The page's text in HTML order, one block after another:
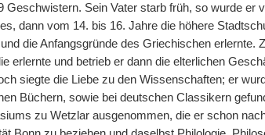
Geschwistern. Sein Vater starb früh, so wurde er
dann vom 14. bis 16. Jahre die höhere
die Anfangsgründe des Griechischen erlernte.
erlernte und betrieb er dann die elterlichen
siegte die Liebe zu den Wissenschaften; er
Büchern, sowie bei deutschen Classikern
zu Wetzlar ausgenommen, die er schon